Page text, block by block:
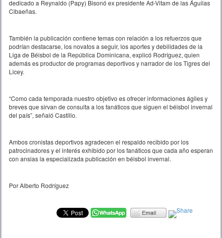
dedicado a Reynaldo (Papy) Bisonó ex presidente Ad-Vitam de las Águilas
Cibaeñas.
También la publicación contiene temas con relación a los refuerzos que
podrían destacarse, los novatos a seguir, los aportes y debilidades de la
Liga de Béisbol de la República Dominicana, explicó Rodríguez, quien
además es productor de programas deportivos y narrador de los Tigres del
Licey.
“Como cada temporada nuestro objetivo es ofrecer informaciones ágiles y
breves que sirvan de consulta a los fanáticos que siguen el béisbol invernal
del país”, señaló Castillo.
Ambos cronistas deportivos agradecen el respaldo recibido por los
patrocinadores y el interés exhibido por los fanáticos que cada año esperan
con ansias la especializada publicación en béisbol invernal.
Por Alberto Rodríguez